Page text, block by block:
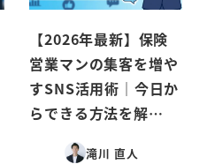
【2026年最新】保険
営業マンの集客を増や
すSNS活用術｜今日か
らできる方法を解…
滝川 直人